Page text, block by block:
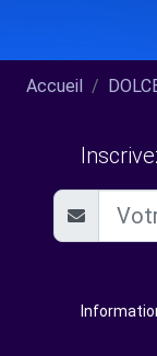
Accueil